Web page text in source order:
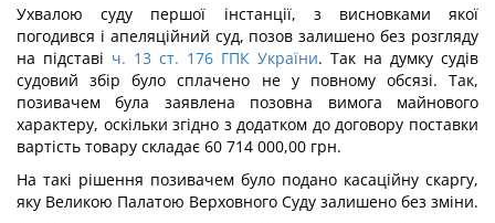
Ухвалою суду першої інстанції, з висновками якої
погодився і апеляційний суд, позов залишено без розгляду
на підставі ч. 13 ст. 176 ГПК України. Так на думку судів
судовий збір було сплачено не у повному обсязі. Так,
позивачем була заявлена позовна вимога майнового
характеру, оскільки згідно з додатком до договору поставки
вартість товару складає 60 714 000,00 грн.
На такі рішення позивачем було подано касаційну скаргу,
яку Великою Палатою Верховного Суду залишено без зміни.